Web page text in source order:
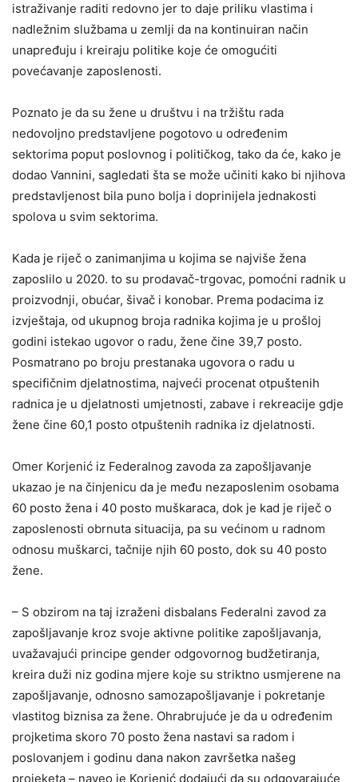
istraživanje raditi redovno jer to daje priliku vlastima i
nadležnim službama u zemlji da na kontinuiran način
unapređuju i kreiraju politike koje će omogućiti
povećavanje zaposlenosti.
Poznato je da su žene u društvu i na tržištu rada
nedovoljno predstavljene pogotovo u određenim
sektorima poput poslovnog i političkog, tako da će, kako je
dodao Vannini, sagledati šta se može učiniti kako bi njihova
predstavljenost bila puno bolja i doprinijela jednakosti
spolova u svim sektorima.
Kada je riječ o zanimanjima u kojima se najviše žena
zaposlilo u 2020. to su prodavač-trgovac, pomoćni radnik u
proizvodnji, obućar, šivač i konobar. Prema podacima iz
izvještaja, od ukupnog broja radnika kojima je u prošloj
godini istekao ugovor o radu, žene čine 39,7 posto.
Posmatrano po broju prestanaka ugovora o radu u
specifičnim djelatnostima, najveći procenat otpuštenih
radnica je u djelatnosti umjetnosti, zabave i rekreacije gdje
žene čine 60,1 posto otpuštenih radnika iz djelatnosti.
Omer Korjenić iz Federalnog zavoda za zapošljavanje
ukazao je na činjenicu da je među nezaposlenim osobama
60 posto žena i 40 posto muškaraca, dok je kad je riječ o
zaposlenosti obrnuta situacija, pa su većinom u radnom
odnosu muškarci, tačnije njih 60 posto, dok su 40 posto
žene.
– S obzirom na taj izraženi disbalans Federalni zavod za
zapošljavanje kroz svoje aktivne politike zapošljavanja,
uvažavajući principe gender odgovornog budžetiranja,
kreira duži niz godina mjere koje su striktno usmjerene na
zapošljavanje, odnosno samozapošljavanje i pokretanje
vlastitog biznisa za žene. Ohrabrujuće je da u određenim
projketima skoro 70 posto žena nastavi sa radom i
poslovanjem i godinu dana nakon završetka našeg
projeketa – naveo je Korjenić dodajući da su odgovarajuće